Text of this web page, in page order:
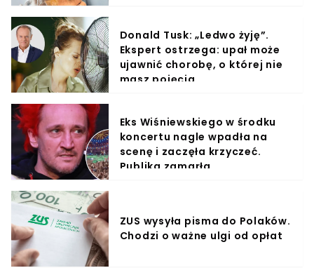
Donald Tusk: „Ledwo żyję”.
Ekspert ostrzega: upał może
ujawnić chorobę, o której nie
masz pojęcia
Eks Wiśniewskiego w środku
koncertu nagle wpadła na
scenę i zaczęła krzyczeć.
Publika zamarła
ZUS wysyła pisma do Polaków.
Chodzi o ważne ulgi od opłat